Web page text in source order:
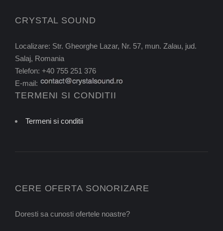
CRYSTAL SOUND
Localizare: Str. Gheorghe Lazar, Nr. 57, mun. Zalau, jud.
Salaj, Romania
Telefon: +40 755 251 376
E-mail:
TERMENI SI CONDITII
Termeni si conditii
CERE OFERTA SONORIZARE
Doresti sa cunosti ofertele noastre?